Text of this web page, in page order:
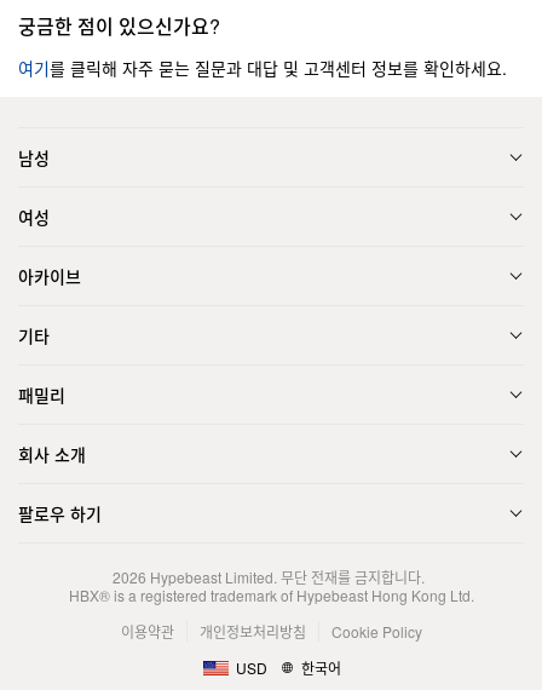
궁금한 점이 있으신가요?
여기를 클릭해 자주 묻는 질문과 대답 및 고객센터 정보를 확인하세요.
남성
여성
아카이브
기타
패밀리
회사 소개
팔로우 하기
2026 Hypebeast Limited. 무단 전재를 금지합니다.
HBX® is a registered trademark of Hypebeast Hong Kong Ltd.
이용약관
개인정보처리방침
Cookie Policy
USD
한국어